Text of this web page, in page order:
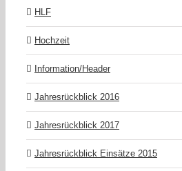
HLF
Hochzeit
Information/Header
Jahresrückblick 2016
Jahresrückblick 2017
Jahresrückblick Einsätze 2015